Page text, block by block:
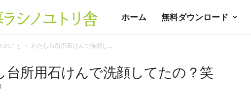
ホーム 無料ダウンロード
のこと わたし台所用石けんで洗顔し...
台所用石けんで洗顔してたの？笑